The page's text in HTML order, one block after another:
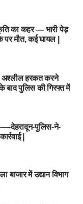
का कहर — भारी पेड़
मौत, कई घायल |
अश्लील हरकत करने
बाद पुलिस की गिरफ्त में
—-देहरादून-पुलिस-ने-
|
बाजार में उद्यान विभाग